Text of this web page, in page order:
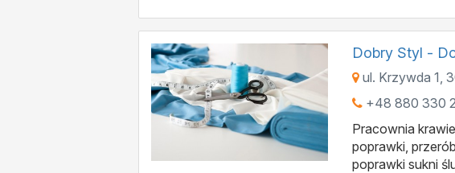
Dobry Styl -
ul. Krzywda 1,
+48 880 330
Pracownia
poprawki,
poprawki sukni